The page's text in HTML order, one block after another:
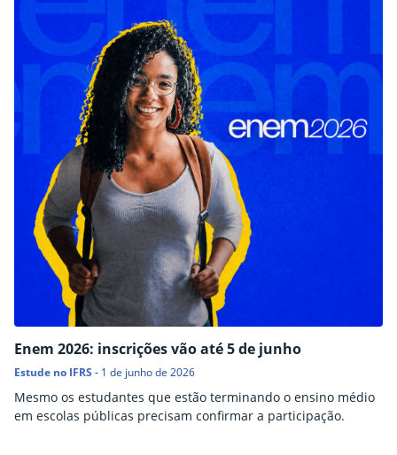
Enem 2026: inscrições vão até 5 de junho
Estude no IFRS - 1 de junho de 2026
Mesmo os estudantes que estão terminando o ensino médio
em escolas públicas precisam confirmar a participação.